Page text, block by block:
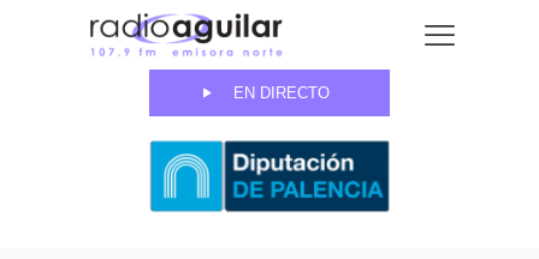
EN DIRECTO